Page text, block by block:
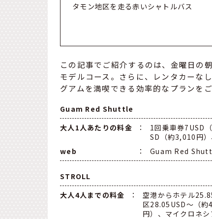
タモン地区を走る赤いシャトルバス
この記事でご紹介するのは、金曜日の
モデルコース。さらに、レンタカーな
グアムを満喫できる効率的なプランをご
Guam Red Shuttle
大人1人あたりの料金
：
1回乗車券7USD
SD（約3,010円
web
： Guam Red
STROLL
大人4人までの料金
：
空港からホテル
区28.05USD〜（
円）、マイクロネ